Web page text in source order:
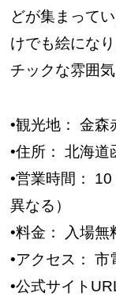
どが集まって
けでも絵にな
チックな雰囲
•観光地： 金
•住所： 北海
•営業時間：
異なる）
•料金： 入場無
•アクセス：
•公式サイト